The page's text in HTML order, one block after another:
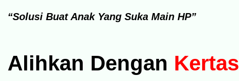
“Solusi Buat Anak Yang Suka Main HP”
Alihkan Dengan Kertas